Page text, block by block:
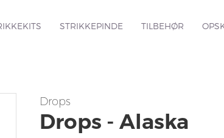
STRIKKEPINDE TILBEHØR
Drops
Drops - Alaska